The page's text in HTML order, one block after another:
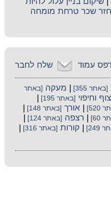
שכר טרחת מומחה
שלח לחבר עמוד
[באתר 355] מעקה [באתר
וחיפוי [באתר 195]
520]
|אורך [באתר 148]
60] רצפה [באתר 124]
249] קורות [באתר 316]